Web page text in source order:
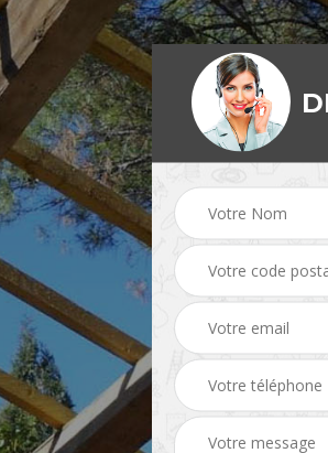
Couvreur zingueur 71